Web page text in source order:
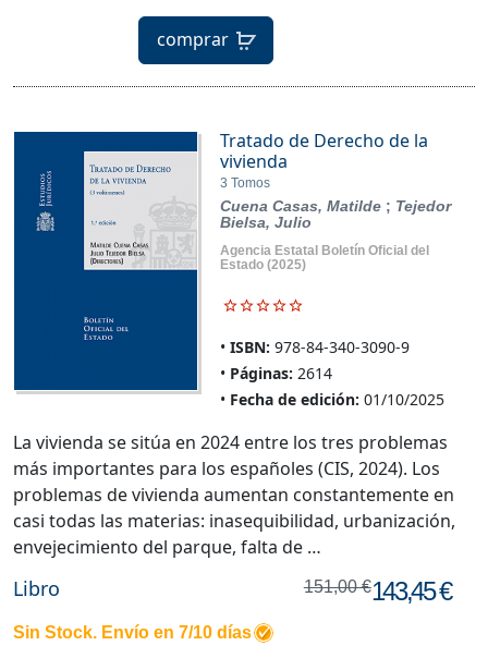
comprar
Tratado de Derecho de la
vivienda
3 Tomos
Cuena Casas, Matilde ; Tejedor
Bielsa, Julio
Agencia Estatal Boletín Oficial del
Estado(2025)
ISBN: 978-84-340-3090-9
Páginas: 2614
Fecha de edición: 01/10/2025
Libro 151,00 €143,45 €
Sin Stock. Envío en 7/10 días
La vivienda se sitúa en 2024 entre los tres problemas
más importantes para los españoles (CIS, 2024). Los
problemas de vivienda aumentan constantemente en
casi todas las materias: inasequibilidad, urbanización,
envejecimiento del parque, falta de …